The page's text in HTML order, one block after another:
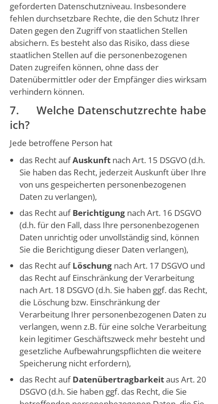
geforderten Datenschutzniveau. Insbesondere
fehlen durchsetzbare Rechte, die den Schutz Ihrer
Daten gegen den Zugriff von staatlichen Stellen
absichern. Es besteht also das Risiko, dass diese
staatlichen Stellen auf die personenbezogenen
Daten zugreifen können, ohne dass der
Datenübermittler oder der Empfänger dies wirksam
verhindern können.
7. Welche Datenschutzrechte habe
ich?
Jede betroffene Person hat
das Recht aufAuskunft nach Art. 15 DSGVO (d.h.
Sie haben das Recht, jederzeit Auskunft über Ihre
von uns gespeicherten personenbezogenen
Daten zu verlangen),
das Recht aufBerichtigung nach Art. 16 DSGVO
(d.h. für den Fall, dass Ihre personenbezogenen
Daten unrichtig oder unvollständig sind, können
Sie die Berichtigung dieser Daten verlangen),
das Recht aufLöschung nach Art. 17 DSGVO und
das Recht auf Einschränkung der Verarbeitung
nach Art. 18 DSGVO (d.h. Sie haben ggf. das Recht,
die Löschung bzw. Einschränkung der
Verarbeitung Ihrer personenbezogenen Daten zu
verlangen, wenn z.B. für eine solche Verarbeitung
kein legitimer Geschäftszweck mehr besteht und
gesetzliche Aufbewahrungspflichten die weitere
Speicherung nicht erfordern),
das Recht aufDatenübertragbarkeitaus Art. 20
DSGVO (d.h. Sie haben ggf. das Recht, die Sie